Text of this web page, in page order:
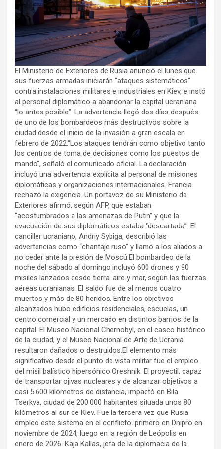
El Ministerio de Exteriores de Rusia anunció el lunes que
sus fuerzas armadas iniciarán “ataques sistemáticos”
contra instalaciones militares e industriales en Kiev, e instó
al personal diplomático a abandonar la capital ucraniana
“lo antes posible”. La advertencia llegó dos días después
de uno de los bombardeos más destructivos sobre la
ciudad desde el inicio de la invasión a gran escala en
febrero de 2022.“Los ataques tendrán como objetivo tanto
los centros de toma de decisiones como los puestos de
mando”, señaló el comunicado oficial. La declaración
incluyó una advertencia explícita al personal de misiones
diplomáticas y organizaciones internacionales. Francia
rechazó la exigencia. Un portavoz de su Ministerio de
Exteriores afirmó, según AFP, que estaban
“acostumbrados a las amenazas de Putin” y que la
evacuación de sus diplomáticos estaba “descartada”. El
canciller ucraniano, Andriy Sybiga, describió las
advertencias como “chantaje ruso” y llamó a los aliados a
no ceder ante la presión de Moscú.El bombardeo de la
noche del sábado al domingo incluyó 600 drones y 90
misiles lanzados desde tierra, aire y mar, según las fuerzas
aéreas ucranianas. El saldo fue de al menos cuatro
muertos y más de 80 heridos. Entre los objetivos
alcanzados hubo edificios residenciales, escuelas, un
centro comercial y un mercado en distintos barrios de la
capital. El Museo Nacional Chernobyl, en el casco histórico
de la ciudad, y el Museo Nacional de Arte de Ucrania
resultaron dañados o destruidos.El elemento más
significativo desde el punto de vista militar fue el empleo
del misil balístico hipersónico Oreshnik. El proyectil, capaz
de transportar ojivas nucleares y de alcanzar objetivos a
casi 5.600 kilómetros de distancia, impactó en Bila
Tserkva, ciudad de 200.000 habitantes situada unos 80
kilómetros al sur de Kiev. Fue la tercera vez que Rusia
empleó este sistema en el conflicto: primero en Dnipro en
noviembre de 2024, luego en la región de Leópolis en
enero de 2026. Kaja Kallas, jefa de la diplomacia de la